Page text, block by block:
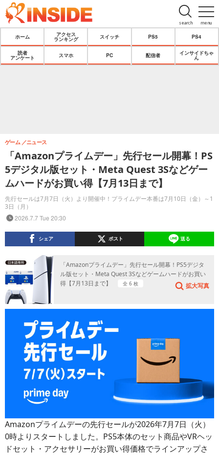
menu
search
ホーム
アクセス
ランキング
スイッチ PS5 PS4
読者
アンケート
スマホ PC 配信者
インサイドちゃ
ん
「Amazonプライムデー」先行セール開幕！PS
5デジタル版セット・Meta Quest 3Sなどゲー
ムハードがお買い得【7月13日まで】
先行セールは7月7日（火）より開催中！プライムデー本番は7月10日（金）～1
3日（月）
ゲーム ニュース
2026.7.7 Tue 20:30
シェア ポスト 送る
「Amazonプライムデー」先行セール開幕！PS5デジタ
ル版セット・Meta Quest 3Sなどゲームハードがお買い
得【7月13日まで】
全 6 枚 拡大写真
Amazonプライムデーの先行セールが2026年7月7日（火）
0時よりスタートしました。PS5本体のセット商品やVRヘッ
ドセット・アクセサリーがお買い得価格でラインアップさ